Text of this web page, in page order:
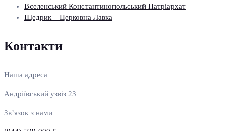
Вселенський Константинопольський Патріархат
Щедрик – Церковна Лавка
Контакти
Наша адреса
Андріївський узвіз 23
Зв’язок з нами